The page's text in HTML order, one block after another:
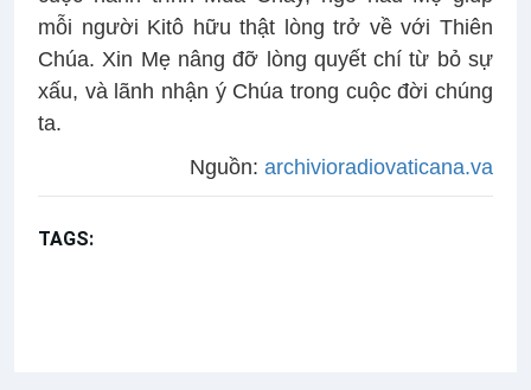
mỗi người Kitô hữu thật lòng trở về với Thiên
Chúa. Xin Mẹ nâng đỡ lòng quyết chí từ bỏ sự
xấu, và lãnh nhận ý Chúa trong cuộc đời chúng
ta.
Nguồn: archivioradiovaticana.va
TAGS: